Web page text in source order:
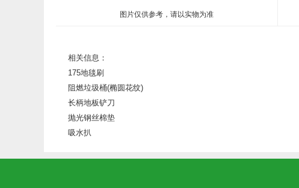
图片仅供参考，请以实物为准
相关信息：
175地毯刷
阻燃垃圾桶(椭圆花纹)
长柄地板铲刀
抛光钢丝棉垫
吸水扒